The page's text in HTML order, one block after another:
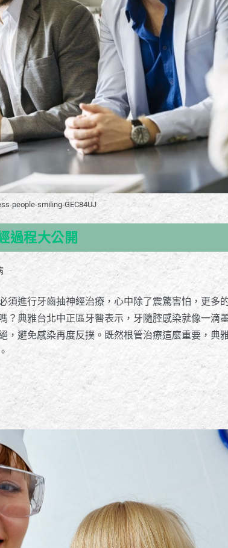
people-smiling-GEC84UJ
過程大公開
須進行牙齒抽神經治療，心中除了震驚害怕，更多
？典雅台北中正區牙醫表示，牙隨腔感染就像一滴
，避免感染再度反撲。既然根管治療這麼重要，典